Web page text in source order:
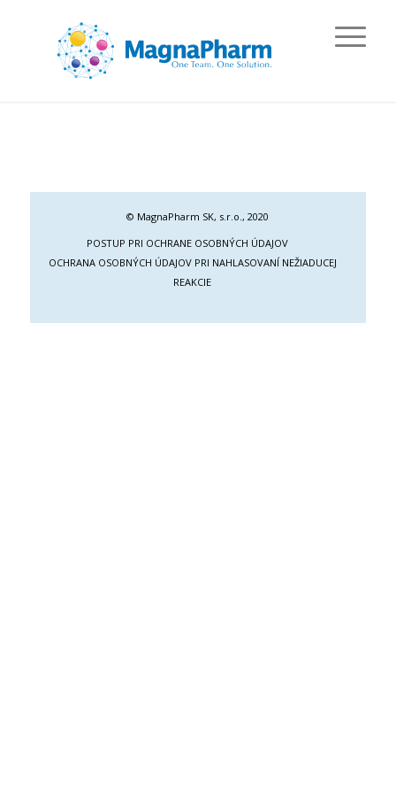
© MagnaPharm SK, s.r.o., 2020
POSTUP PRI OCHRANE OSOBNÝCH ÚDAJOV
OCHRANA OSOBNÝCH ÚDAJOV PRI NAHLASOVANÍ NEŽIADUCEJ
REAKCIE